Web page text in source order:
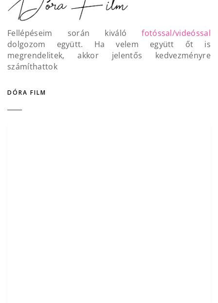
Fellépéseim során kiválófotóssal/videóssal
dolgozom együtt. Ha velem együtt őt is
megrendelitek, akkor jelentős kedvezményre
számíthattok
DÓRA FILM